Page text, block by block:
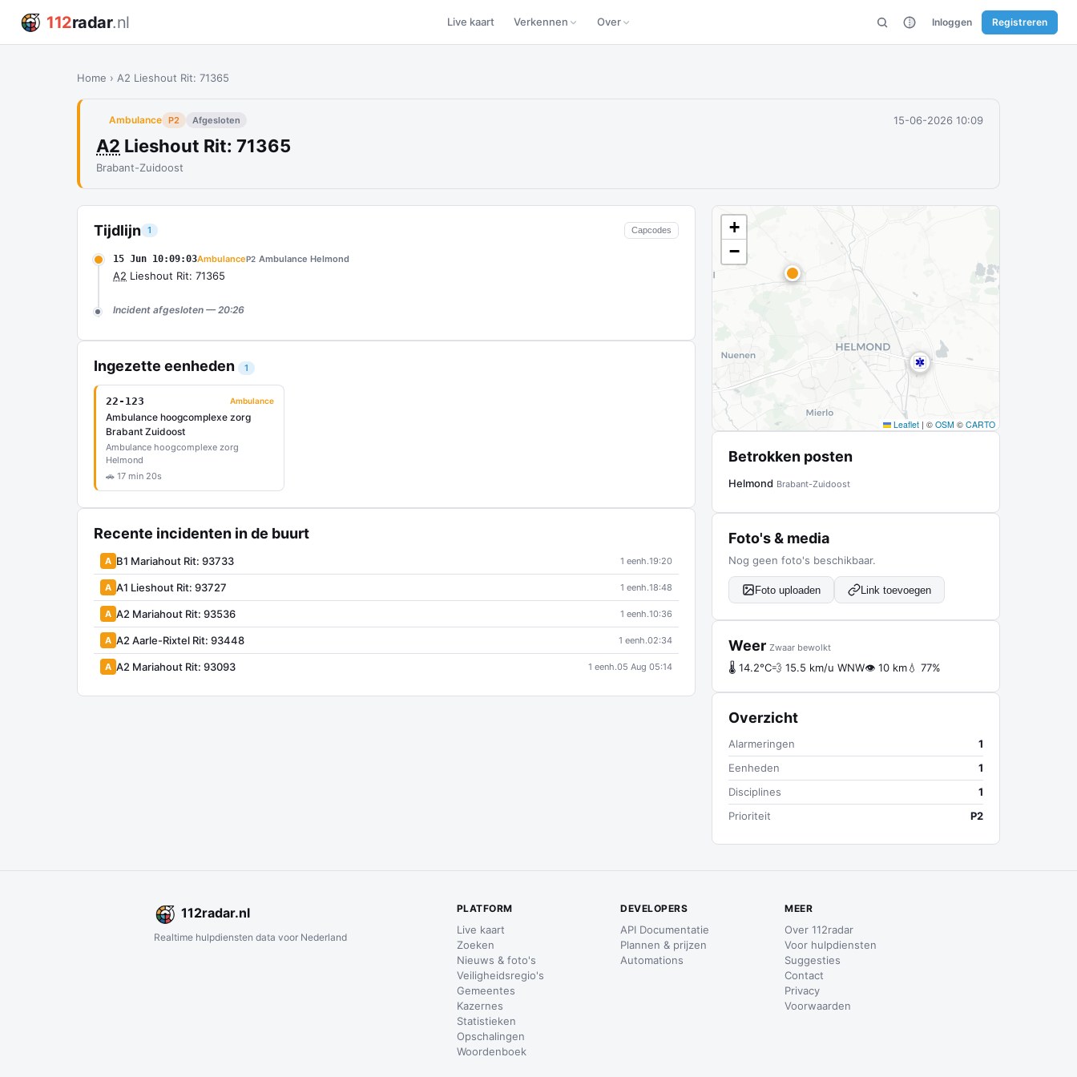
112radar.nl Live kaart Verkennen Over Inloggen Registreren
Home › A2 Lieshout Rit: 71365
Ambulance P2 Afgesloten 15-06-2026 10:09
A2 Lieshout Rit: 71365
Brabant-Zuidoost
Tijdlijn 1 Capcodes
15 Jun 10:09:03AmbulanceP2 Ambulance Helmond
A2 Lieshout Rit: 71365
Incident afgesloten — 20:26
Ingezette eenheden 1
22-123 Ambulance
Ambulance hoogcomplexe zorg
Brabant Zuidoost
Ambulance hoogcomplexe zorg
Helmond
🚗 17 min 20s
Recente incidenten in de buurt
A B1 Mariahout Rit: 93733 1 eenh.19:20
A A1 Lieshout Rit: 93727 1 eenh.18:48
A A2 Mariahout Rit: 93536 1 eenh.10:36
A A2 Aarle-Rixtel Rit: 93448 1 eenh.02:34
A A2 Mariahout Rit: 93093 1 eenh.05 Aug 05:14
+
−
Leaflet | © OSM © CARTO
Betrokken posten
Helmond Brabant-Zuidoost
Foto's & media
Nog geen foto's beschikbaar.
Foto uploaden Link toevoegen
Weer Zwaar bewolkt
🌡 14.2°C💨 15.5 km/u WNW👁 10 km💧 77%
Overzicht
Alarmeringen
1
Eenheden
1
Disciplines
1
Prioriteit
P2
112radar.nl
Realtime hulpdiensten data voor Nederland
PLATFORM
Live kaart
Zoeken
Nieuws & foto's
Veiligheidsregio's
Gemeentes
Kazernes
Statistieken
Opschalingen
Woordenboek
DEVELOPERS
API Documentatie
Plannen & prijzen
Automations
MEER
Over 112radar
Voor hulpdiensten
Suggesties
Contact
Privacy
Voorwaarden